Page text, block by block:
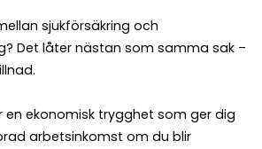
sjukförsäkring och
Det låter nästan som samma sak –
en ekonomisk trygghet som ger dig
arbetsinkomst om du blir